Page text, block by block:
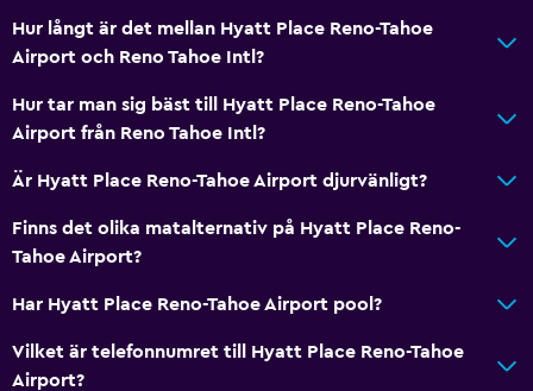
Hur långt är det mellan Hyatt Place Reno-Tahoe
Airport och Reno Tahoe Intl?
Hur tar man sig bäst till Hyatt Place Reno-Tahoe
Airport från Reno Tahoe Intl?
Är Hyatt Place Reno-Tahoe Airport djurvänligt?
Finns det olika matalternativ på Hyatt Place Reno-
Tahoe Airport?
Har Hyatt Place Reno-Tahoe Airport pool?
Vilket är telefonnumret till Hyatt Place Reno-Tahoe
Airport?